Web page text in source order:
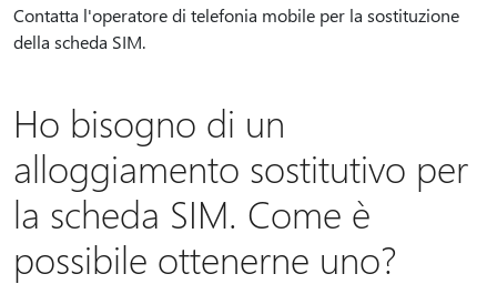
Contatta l'operatore di telefonia mobile per la sostituzione
della scheda SIM.
Ho bisogno di un
alloggiamento sostitutivo per
la scheda SIM. Come è
possibile ottenerne uno?